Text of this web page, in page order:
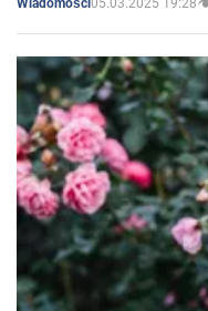
Wiadomości 05.03.2025 19:28